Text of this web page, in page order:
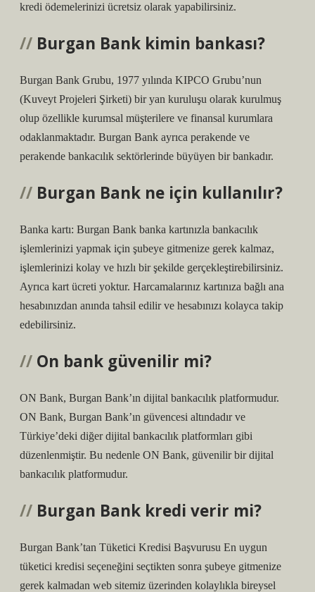
kredi ödemelerinizi ücretsiz olarak yapabilirsiniz.
Burgan Bank kimin bankası?
Burgan Bank Grubu, 1977 yılında KIPCO Grubu’nun
(Kuveyt Projeleri Şirketi) bir yan kuruluşu olarak kurulmuş
olup özellikle kurumsal müşterilere ve finansal kurumlara
odaklanmaktadır. Burgan Bank ayrıca perakende ve
perakende bankacılık sektörlerinde büyüyen bir bankadır.
Burgan Bank ne için kullanılır?
Banka kartı: Burgan Bank banka kartınızla bankacılık
işlemlerinizi yapmak için şubeye gitmenize gerek kalmaz,
işlemlerinizi kolay ve hızlı bir şekilde gerçekleştirebilirsiniz.
Ayrıca kart ücreti yoktur. Harcamalarınız kartınıza bağlı ana
hesabınızdan anında tahsil edilir ve hesabınızı kolayca takip
edebilirsiniz.
On bank güvenilir mi?
ON Bank, Burgan Bank’ın dijital bankacılık platformudur.
ON Bank, Burgan Bank’ın güvencesi altındadır ve
Türkiye’deki diğer dijital bankacılık platformları gibi
düzenlenmiştir. Bu nedenle ON Bank, güvenilir bir dijital
bankacılık platformudur.
Burgan Bank kredi verir mi?
Burgan Bank’tan Tüketici Kredisi Başvurusu En uygun
tüketici kredisi seçeneğini seçtikten sonra şubeye gitmenize
gerek kalmadan web sitemiz üzerinden kolaylıkla bireysel